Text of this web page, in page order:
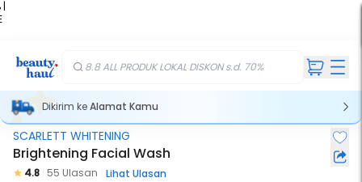
|
8.8 ALL PRODUK LOKAL DISKON s.d. 70%
Dikirim keAlamat Kamu
Stok Habis
SCARLETT WHITENING
Brightening Facial Wash
4.8 55 Ulasan Lihat Ulasan